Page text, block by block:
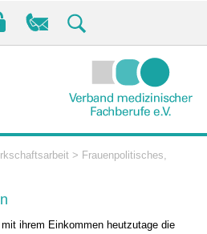
> Frauenpolitisches,
ihrem Einkommen heutzutage die